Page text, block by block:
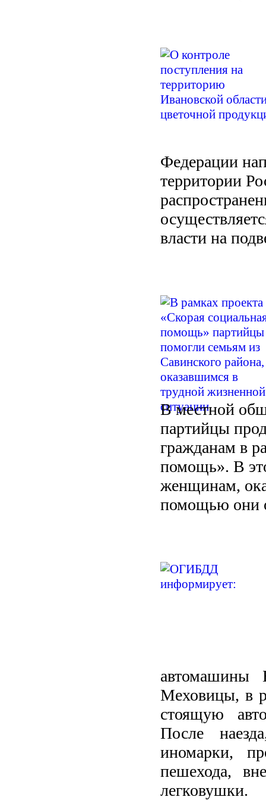
Федерации
территории
власти на
В местной
партийцы
гражданам в
помощь». В
женщинам,
помощью они
Меховицы, в
стоящую
После
иномарки,
пешехода,
легковушки.